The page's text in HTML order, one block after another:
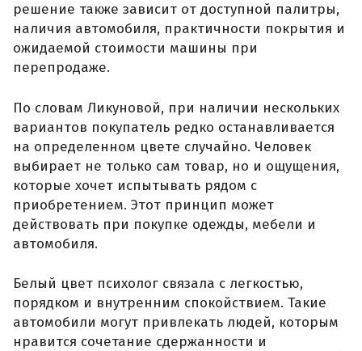
решение также зависит от доступной палитры,
наличия автомобиля, практичности покрытия и
ожидаемой стоимости машины при
перепродаже.
По словам Ликуновой, при наличии нескольких
вариантов покупатель редко останавливается
на определенном цвете случайно. Человек
выбирает не только сам товар, но и ощущения,
которые хочет испытывать рядом с
приобретением. Этот принцип может
действовать при покупке одежды, мебели и
автомобиля.
Белый цвет психолог связала с легкостью,
порядком и внутренним спокойствием. Такие
автомобили могут привлекать людей, которым
нравится сочетание сдержанности и